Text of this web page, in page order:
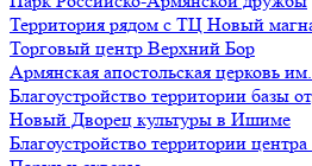
Территория рядом с ТЦ Новый
Торговый центр Верхний Бор
Армянская апостольская церковь
Благоустройство территории базы
Нoвый Двoрeц культуры в Ишимe
Благоустройство территории